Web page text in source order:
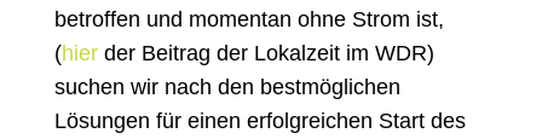
betroffen und momentan ohne Strom ist,
(hierder Beitrag der Lokalzeit im WDR)
suchen wir nach den bestmöglichen
Lösungen für einen erfolgreichen Start des